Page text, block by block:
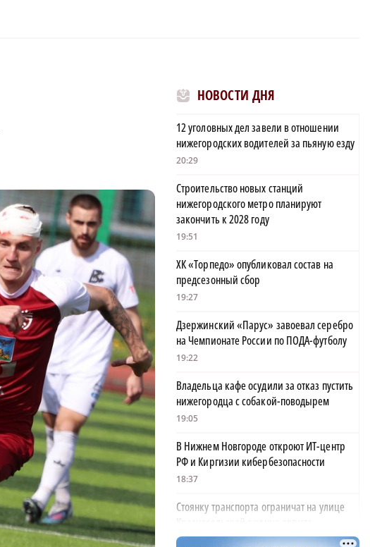
НОВОСТИ ДНЯ
12 уголовных дел завели в отношении
нижегородских водителей за пьяную езду
20:29
Строительство новых станций
нижегородского метро планируют
закончить к 2028 году
19:51
ХК «Торпедо» опубликовал состав на
предсезонный сбор
19:27
Дзержинский «Парус» завоевал серебро
на Чемпионате России по ПОДА-футболу
19:22
Владельца кафе осудили за отказ пустить
нижегородца с собакой-поводырем
19:05
В Нижнем Новгороде откроют ИТ-центр
РФ и Киргизии кибербезопасности
18:37
Стоянку транспорта ограничат на улице
Красносельской с конца августа
18:37